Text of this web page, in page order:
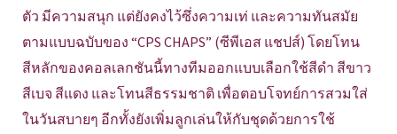
ตัว มีความสนุก แต่ยังคงไว้ซึ่งความเท่ และความทันสมัย
ตามแบบฉบับของ “CPS CHAPS” (ซีพีเอส แชปส์) โดยโทน
สีหลักของคอลเลกชันนี้ทางทีมออกแบบเลือกใช้สีดำ สีขาว
สีเบจ สีแดง และโทนสีธรรมชาติ เพื่อตอบโจทย์การสวมใส่
ในวันสบายๆ อีกทั้งยังเพิ่มลูกเล่นให้กับชุดด้วยการใช้